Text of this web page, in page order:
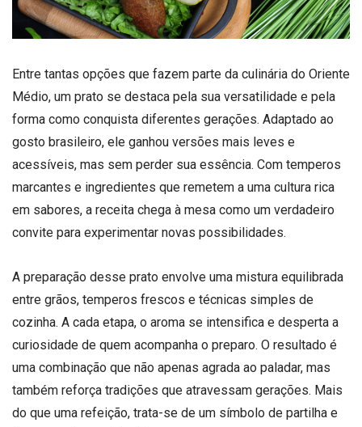
Entre tantas opções que fazem parte da culinária do Oriente
Médio, um prato se destaca pela sua versatilidade e pela
forma como conquista diferentes gerações. Adaptado ao
gosto brasileiro, ele ganhou versões mais leves e
acessíveis, mas sem perder sua essência. Com temperos
marcantes e ingredientes que remetem a uma cultura rica
em sabores, a receita chega à mesa como um verdadeiro
convite para experimentar novas possibilidades.
A preparação desse prato envolve uma mistura equilibrada
entre grãos, temperos frescos e técnicas simples de
cozinha. A cada etapa, o aroma se intensifica e desperta a
curiosidade de quem acompanha o preparo. O resultado é
uma combinação que não apenas agrada ao paladar, mas
também reforça tradições que atravessam gerações. Mais
do que uma refeição, trata-se de um símbolo de partilha e